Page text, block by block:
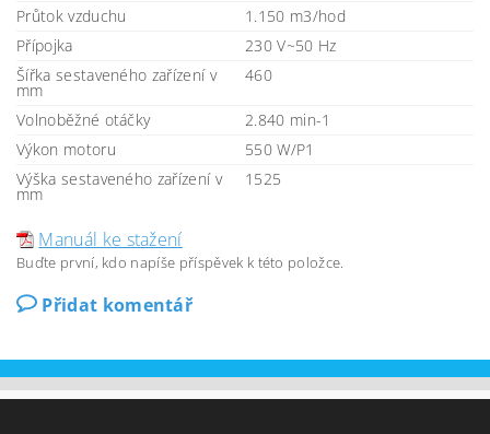
Průtok vzduchu
1.150 m3/hod
Přípojka
230 V~50 Hz
Šířka sestaveného zařízení v
mm
460
Volnoběžné otáčky
2.840 min-1
Výkon motoru
550 W/P1
Výška sestaveného zařízení v
mm
1525
Manuál ke stažení
Buďte první, kdo napíše příspěvek k této položce.
Přidat komentář